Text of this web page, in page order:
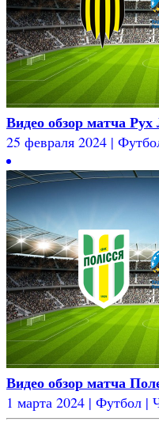
Видео обзор матча
25 февраля 2024 |
Видео обзор матча
1 марта 2024 | Футбол |